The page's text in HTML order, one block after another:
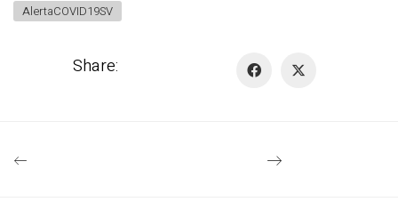
AlertaCOVID19SV
Share: